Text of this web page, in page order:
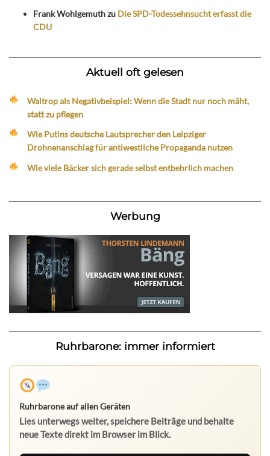
Frank Wohlgemuthzu Die SPD-Todessehnsucht erfasst die
CDU
Aktuell oft gelesen
Waltrop als Negativbeispiel: Wenn die Stadt nur noch mäht,
statt zu pflegen
Wie Putins deutsche Lautsprecher den Leipziger
Drohnenanschlag für antiwestliche Propaganda nutzen
Wie viele Bäcker sich gerade selbst entbehrlich machen
Werbung
Ruhrbarone: immer informiert
Ruhrbarone auf allen Geräten
Lies unterwegs weiter, speichere Beiträge und behalte
neue Texte direkt im Browser im Blick.